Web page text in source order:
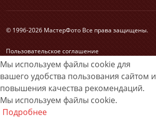
Мы используем файлы cookie для
вашего удобства пользования сайтом и
повышения качества рекомендаций.
Мы используем файлы cookie.
Подробнее
© 1996-2026 МастерФото Все права защищены.
Пользовательское соглашение
Согласие на обработку персональных данных
Карта сайта
Принимаем к оплате